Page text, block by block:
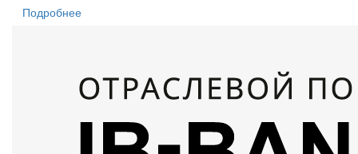
Подробнее